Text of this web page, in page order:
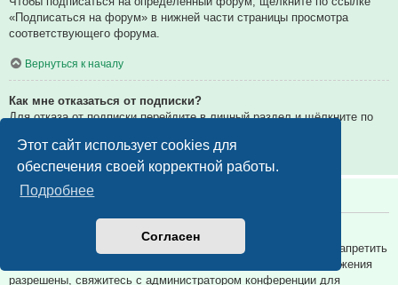
Этот сайт использует cookies для
обеспечения своей корректной работы.
Подробнее
Согласен
«Подписаться на форум» в нижней части страницы просмотра
соответствующего форума.
Вернуться к началу
Как мне отказаться от подписки?
Для отказа от подписки перейдите в личный раздел и щёлкните по
Вернуться к началу
Вложения
Какие вложения разрешены на этой конференции?
Администратор каждой конференции может разрешить или запретить
определённые типы вложений. Если вы не знаете, какие вложения
разрешены, свяжитесь с администратором конференции для